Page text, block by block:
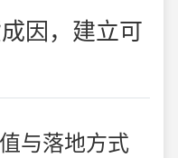
因，建立可
与落地方式